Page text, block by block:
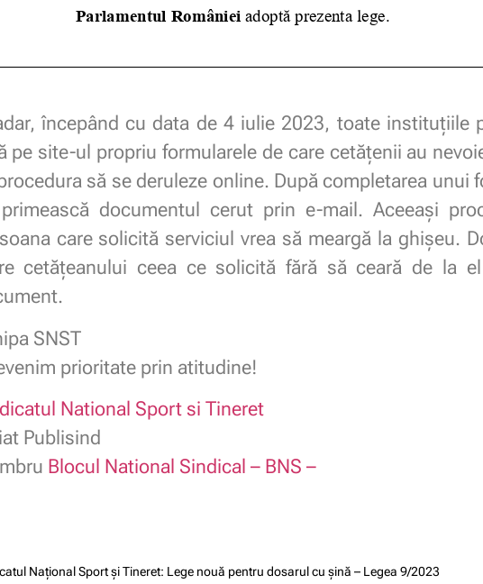
începând cu data de 4 iulie 2023, toate instituțiile
pe site-ul propriu formularele de care cetățenii au
să se deruleze online. După completarea unui
documentul cerut prin e-mail. Aceeași
care solicită serviciul vrea să meargă la ghișeu.
cetățeanului ceea ce solicită fără să ceară de la
SNST
prioritate prin atitudine!
National Sport si Tineret
Publisind
Blocul National Sindical – BNS –
Național Sport și Tineret: Lege nouă pentru dosarul cu șină – Legea 9/2023